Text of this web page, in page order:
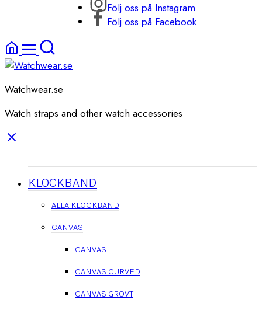
Följ oss på Instagram
Följ oss på Facebook
Watchwear.se
Watch straps and other watch accessories
KLOCKBAND
ALLA KLOCKBAND
CANVAS
CANVAS
CANVAS CURVED
CANVAS GROVT